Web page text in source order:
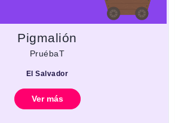
Pigmalión
PruébaT
El Salvador
Ver más